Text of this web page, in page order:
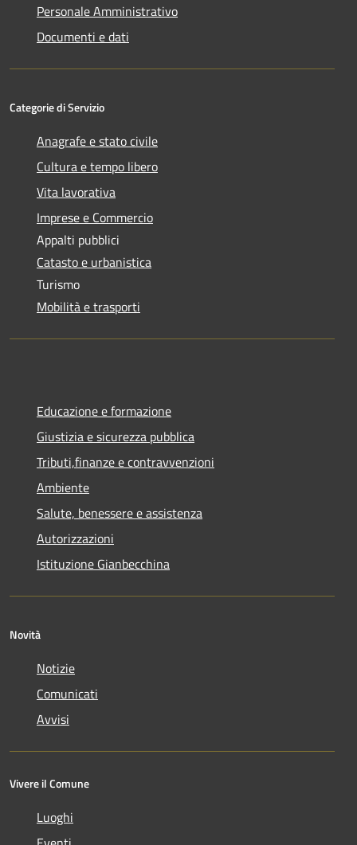
Personale Amministrativo
Documenti e dati
Categorie di Servizio
Anagrafe e stato civile
Cultura e tempo libero
Vita lavorativa
Imprese e Commercio
Appalti pubblici
Catasto e urbanistica
Turismo
Mobilità e trasporti
Educazione e formazione
Giustizia e sicurezza pubblica
Tributi,finanze e contravvenzioni
Ambiente
Salute, benessere e assistenza
Autorizzazioni
Istituzione Gianbecchina
Novità
Notizie
Comunicati
Avvisi
Vivere il Comune
Luoghi